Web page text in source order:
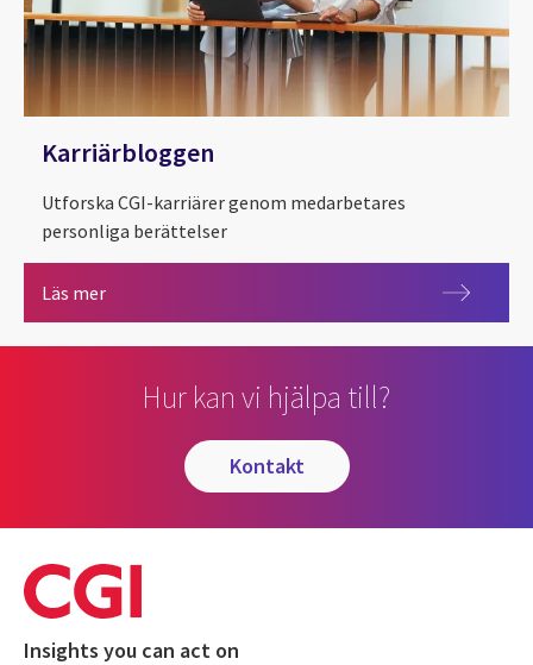
Karriärbloggen
Utforska CGI-karriärer genom medarbetares
personliga berättelser
Läs merKarriärbloggen
Hur kan vi hjälpa till?
kontakt
Insights you can act on